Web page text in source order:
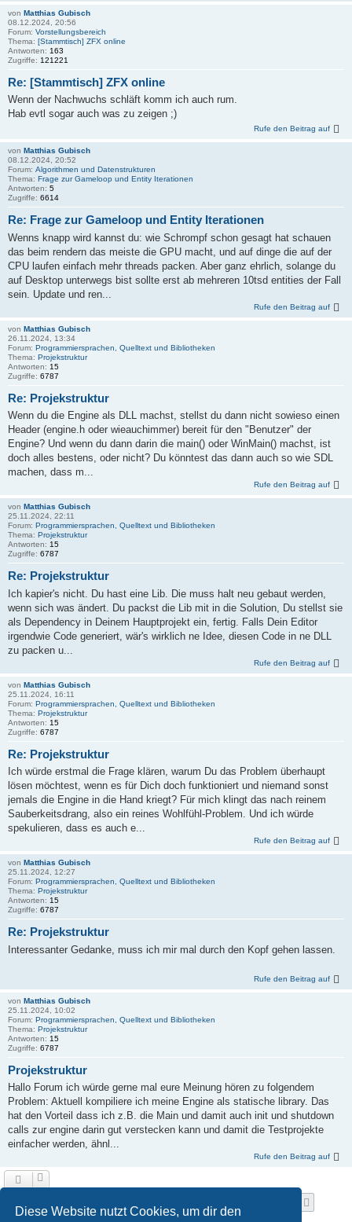
Diese Website nutzt Cookies, um dir den
von Matthias Gubisch
08.12.2024, 20:56
Forum: Vorstellungsbereich
Thema: [Stammtisch] ZFX online
Antworten: 163
Zugriffe: 121221
Re: [Stammtisch] ZFX online
Wenn der Nachwuchs schläft komm ich auch rum.
Hab evtl sogar auch was zu zeigen ;)
Rufe den Beitrag auf
von Matthias Gubisch
08.12.2024, 20:52
Forum: Algorithmen und Datenstrukturen
Thema: Frage zur Gameloop und Entity Iterationen
Antworten: 5
Zugriffe: 6614
Re: Frage zur Gameloop und Entity Iterationen
Wenns knapp wird kannst du: wie Schrompf schon gesagt hat schauen
das beim rendern das meiste die GPU macht, und auf dinge die auf der
CPU laufen einfach mehr threads packen. Aber ganz ehrlich, solange du
auf Desktop unterwegs bist sollte erst ab mehreren 10tsd entities der Fall
sein. Update und ren...
Rufe den Beitrag auf
von Matthias Gubisch
26.11.2024, 13:34
Forum: Programmiersprachen, Quelltext und Bibliotheken
Thema: Projekstruktur
Antworten: 15
Zugriffe: 6787
Re: Projekstruktur
Wenn du die Engine als DLL machst, stellst du dann nicht sowieso einen
Header (engine.h oder wieauchimmer) bereit für den "Benutzer" der
Engine? Und wenn du dann darin die main() oder WinMain() machst, ist
doch alles bestens, oder nicht? Du könntest das dann auch so wie SDL
machen, dass m...
Rufe den Beitrag auf
von Matthias Gubisch
25.11.2024, 22:11
Forum: Programmiersprachen, Quelltext und Bibliotheken
Thema: Projekstruktur
Antworten: 15
Zugriffe: 6787
Re: Projekstruktur
Ich kapier's nicht. Du hast eine Lib. Die muss halt neu gebaut werden,
wenn sich was ändert. Du packst die Lib mit in die Solution, Du stellst sie
als Dependency in Deinem Hauptprojekt ein, fertig. Falls Dein Editor
irgendwie Code generiert, wär's wirklich ne Idee, diesen Code in ne DLL
zu packen u...
Rufe den Beitrag auf
von Matthias Gubisch
25.11.2024, 16:11
Forum: Programmiersprachen, Quelltext und Bibliotheken
Thema: Projekstruktur
Antworten: 15
Zugriffe: 6787
Re: Projekstruktur
Ich würde erstmal die Frage klären, warum Du das Problem überhaupt
lösen möchtest, wenn es für Dich doch funktioniert und niemand sonst
jemals die Engine in die Hand kriegt? Für mich klingt das nach reinem
Sauberkeitsdrang, also ein reines Wohlfühl-Problem. Und ich würde
spekulieren, dass es auch e...
Rufe den Beitrag auf
von Matthias Gubisch
25.11.2024, 12:27
Forum: Programmiersprachen, Quelltext und Bibliotheken
Thema: Projekstruktur
Antworten: 15
Zugriffe: 6787
Re: Projekstruktur
Interessanter Gedanke, muss ich mir mal durch den Kopf gehen lassen.
Rufe den Beitrag auf
von Matthias Gubisch
25.11.2024, 10:02
Forum: Programmiersprachen, Quelltext und Bibliotheken
Thema: Projekstruktur
Antworten: 15
Zugriffe: 6787
Projekstruktur
Hallo Forum ich würde gerne mal eure Meinung hören zu folgendem
Problem: Aktuell kompiliere ich meine Engine als statische library. Das
hat den Vorteil dass ich z.B. die Main und damit auch init und shutdown
calls zur engine darin gut verstecken kann und damit die Testprojekte
einfacher werden, ähnl...
Rufe den Beitrag auf